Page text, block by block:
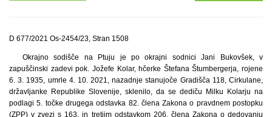
D 677/2021 Os-2454/23, Stran 1508
Okrajno sodišče na Ptuju je po okrajni sodnici Jani Bukovšek, v
zapuščinski zadevi pok. Jožefe Kolar, hčerke Štefana Štumbergerja, rojene
6. 3. 1935, umrle 4. 10. 2021, nazadnje stanujoče Gradišča 118, Cirkulane,
državljanke Republike Slovenije, sklenilo, da se dediču Milku Kolarju na
podlagi 5. točke drugega odstavka 82. člena Zakona o pravdnem postopku
(ZPP) v zvezi s 163. in tretjim odstavkom 206. člena Zakona o dedovanju